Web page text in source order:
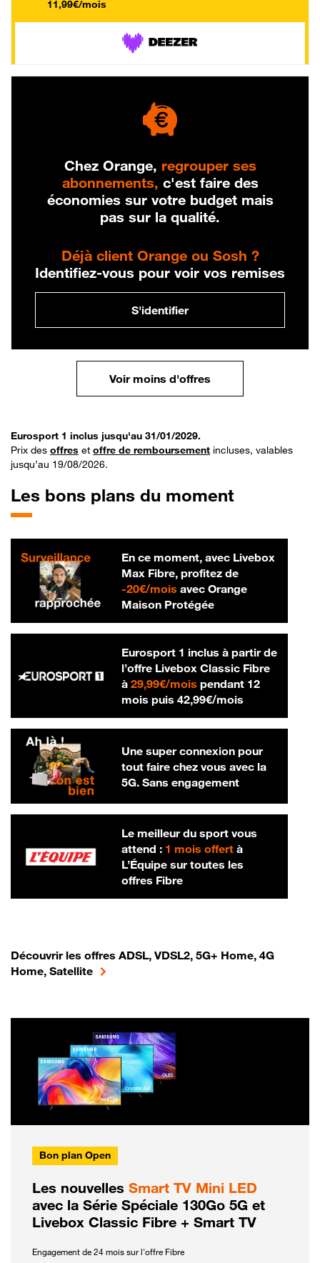
11,99€/mois
Chez Orange, regrouper ses
abonnements, c'est faire des
économies sur votre budget mais
pas sur la qualité.
Déjà client Orange ou Sosh ?
Identifiez-vous pour voir vos remises
S'identifier
Voir moins d'offres
Eurosport 1 inclus jusqu'au 31/01/2029.
Prix des offres et offre de remboursement incluses, valables
jusqu’au 19/08/2026.
Les bons plans du moment
En ce moment, avec Livebox
Max Fibre, profitez de
-20€/mois20 € par mois
avec Orange
Maison Protégée
Eurosport 1 inclus à partir de
l’offre Livebox Classic Fibre
à 29,99€/mois29,99 € par mois
pendant 12
mois puis 42,99€/mois42,99 € par
Une super connexion pour
tout faire chez vous avec la
5G. Sans engagement
Le meilleur du sport vous
attend : 1 mois offertà
L’Équipe sur toutes les
offres Fibre
Découvrir les offres ADSL, VDSL2, 5G+ Home, 4G
Home, Satellite
Bon plan Open
Les nouvelles Smart TV Mini LED
avec la Série Spéciale 130Go 5G et
Livebox Classic Fibre + Smart TV
Engagement de 24 mois sur l'offre Fibre